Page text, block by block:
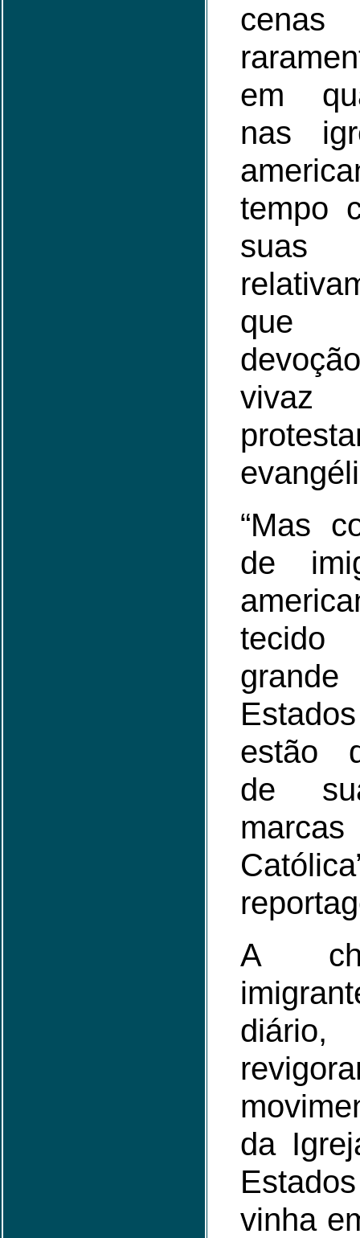
em
nas
tempo
suas
que
“Mas
de
estão
de
A
da
vinha